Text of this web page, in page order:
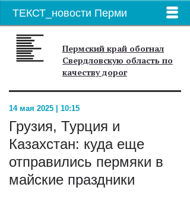
ТЕКСТ_новости Перми
Пермский край обогнал
Свердловскую область по
качеству дорог
14 мая 2025 | 10:15
Грузия, Турция и
Казахстан: куда еще
отправились пермяки в
майские праздники